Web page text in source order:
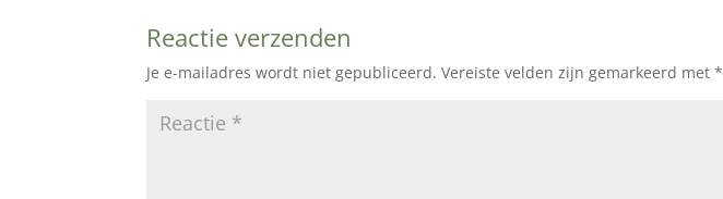
Reactie verzenden
Je e-mailadres wordt niet gepubliceerd. Vereiste velden zijn gemarkeerd met*